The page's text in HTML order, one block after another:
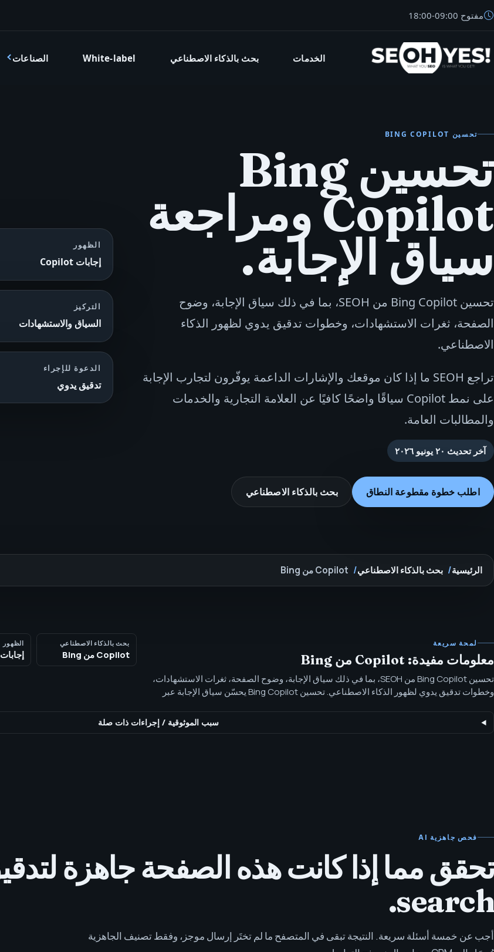
مفتوح 09:00
-
18:00
SEOH الخدمات بحث بالذكاء الاصطناعي White-label الصناعات
تحسين BING COPILOT
تحسين Bing
Copilot ومراجعة
سياق الإجابة.
تحسين Bing Copilot من SEOH، بما في ذلك سياق الإجابة، وضوح
الصفحة، ثغرات الاستشهادات، وخطوات تدقيق يدوي لظهور الذكاء
الاصطناعي.
تراجع SEOH ما إذا كان موقعك والإشارات الداعمة يوفّرون لتجارب الإجابة
على نمط Copilot سياقًا واضحًا كافيًا عن العلامة التجارية والخدمات
والمطالبات العامة.
آخر تحديث ٢٠ يونيو ٢٠٢٦
اطلب خطوة مقطوعة النطاق بحث بالذكاء الاصطناعي
الظهور
إجابات Copilot
التركيز
السياق والاستشهادات
الدعوة للإجراء
تدقيق يدوي
الرئيسية بحث بالذكاء الاصطناعي Copilot من Bing
لمحة سريعة
معلومات مفيدة: Copilot من Bing
تحسين Bing Copilot من SEOH، بما في ذلك سياق الإجابة، وضوح الصفحة، ثغرات الاستشهادات،
وخطوات تدقيق يدوي لظهور الذكاء الاصطناعي. تحسين Bing Copilot يحسّن سياق الإجابة عبر
بحث بالذكاء الاصطناعي
Copilot من Bing
الظهور
إجابات Copilot
سبب الموثوقية /إجراءات ذات صلة
فحص جاهزية AI
search.
أجب عن خمسة أسئلة سريعة. النتيجة تبقى في المتصفح ما لم تختَر إرسال موجز، وفقط تصنيف الجاهزية